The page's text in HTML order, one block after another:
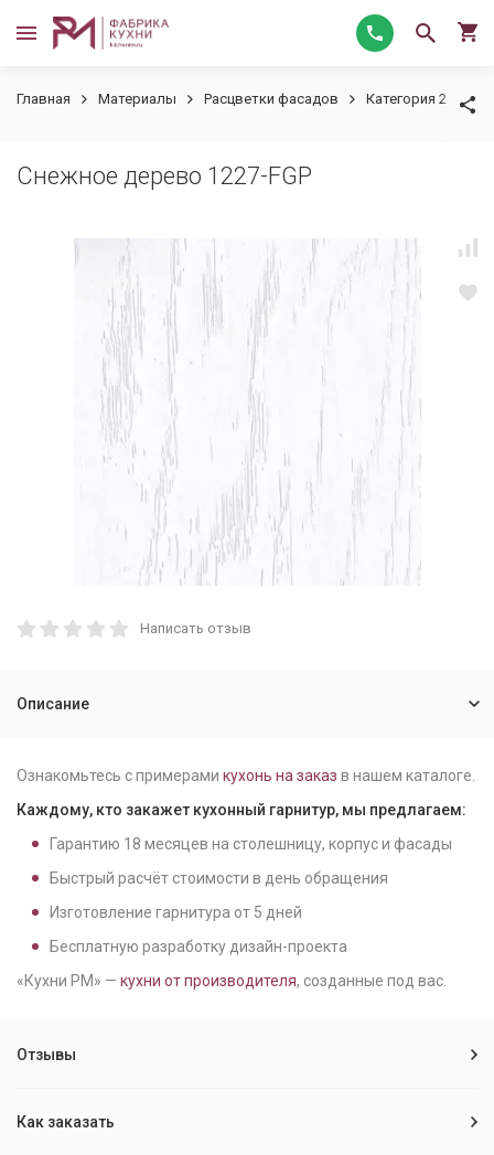
Главная Материалы Расцветки фасадов Категория 2
Снежное дерево 1227-FGP
Написать отзыв
Описание
Ознакомьтесь с примерами кухонь на заказ в нашем каталоге.
Каждому, кто закажет кухонный гарнитур, мы предлагаем:
Гарантию 18 месяцев на столешницу, корпус и фасады
Быстрый расчёт стоимости в день обращения
Изготовление гарнитура от 5 дней
Бесплатную разработку дизайн-проекта
«Кухни РМ» — кухни от производителя, созданные под вас.
Отзывы
Как заказать